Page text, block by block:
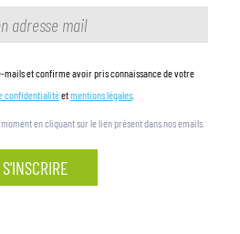
mails et confirme avoir pris connaissance de votre
confidentialitéetmentions légales
en cliquant sur le lien présent dans nos emails.
S'INSCRIRE